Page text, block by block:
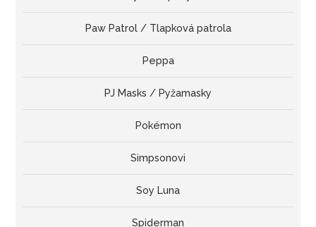
Paw Patrol / Tlapková patrola
Peppa
PJ Masks / Pyžamasky
Pokémon
Simpsonovi
Soy Luna
Spiderman